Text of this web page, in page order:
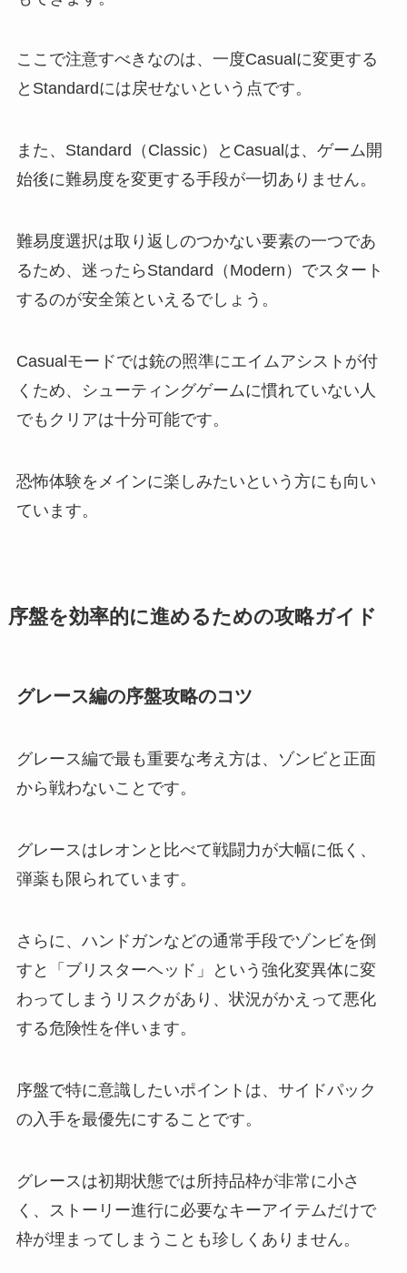
ここで注意すべきなのは、一度Casualに変更する
とStandardには戻せないという点です。
また、Standard（Classic）とCasualは、ゲーム開
始後に難易度を変更する手段が一切ありません。
難易度選択は取り返しのつかない要素の一つであ
るため、迷ったらStandard（Modern）でスタート
するのが安全策といえるでしょう。
Casualモードでは銃の照準にエイムアシストが付
くため、シューティングゲームに慣れていない人
でもクリアは十分可能です。
恐怖体験をメインに楽しみたいという方にも向い
ています。
序盤を効率的に進めるための攻略ガイド
グレース編の序盤攻略のコツ
グレース編で最も重要な考え方は、ゾンビと正面
から戦わないことです。
グレースはレオンと比べて戦闘力が大幅に低く、
弾薬も限られています。
さらに、ハンドガンなどの通常手段でゾンビを倒
すと「ブリスターヘッド」という強化変異体に変
わってしまうリスクがあり、状況がかえって悪化
する危険性を伴います。
序盤で特に意識したいポイントは、サイドパック
の入手を最優先にすることです。
グレースは初期状態では所持品枠が非常に小さ
く、ストーリー進行に必要なキーアイテムだけで
枠が埋まってしまうことも珍しくありません。